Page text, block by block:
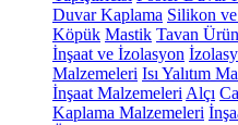
Duvar Kaplama Silikon
Köpük Mastik Tavan
İnşaat ve İzolasyon
Malzemeleri Isı Yalıtım
İnşaat Malzemeleri Alçı
Kaplama Malzemeleri